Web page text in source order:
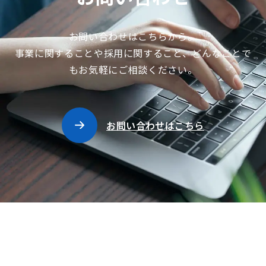
お問い合わせはこちらから。
事業に関することや採用に関すること、どんなことで
もお気軽にご相談ください。
お問い合わせはこちら